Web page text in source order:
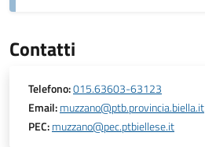
Contatti
Telefono:015.63603-63123
Email:muzzano@ptb.provincia.biella.it
PEC:muzzano@pec.ptbiellese.it